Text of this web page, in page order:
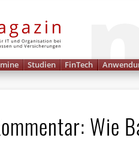
Studien FinTech
Wie